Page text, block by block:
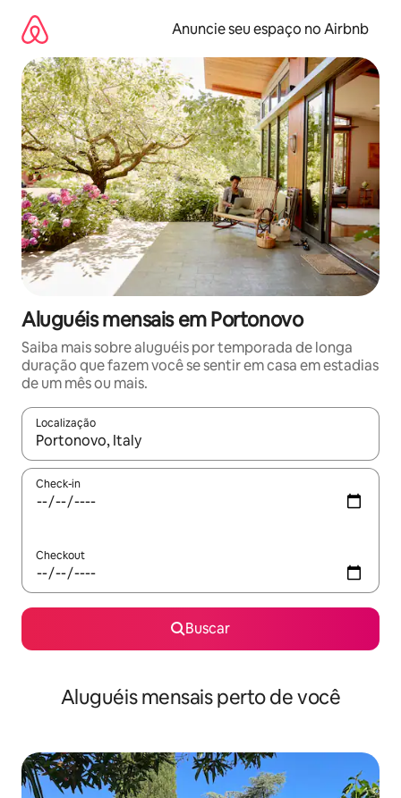
para
conteúdo
Anuncie seu espaço no Airbnb
Aluguéis mensais em Portonovo
Saiba mais sobre aluguéis por temporada de longa
duração que fazem você se sentir em casa em estadias
de um mês ou mais.
Localização
Quando os resultados estiverem disponíveis, explore-os
Check-in
Checkout
Buscar
Aluguéis mensais perto de você